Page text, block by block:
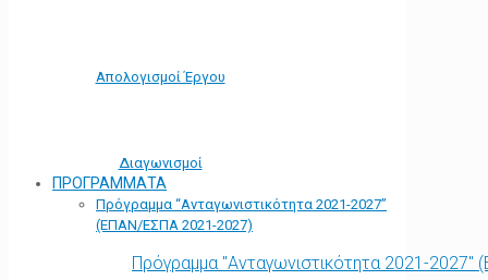
Απολογισμοί Έργου
Διαγωνισμοί
ΠΡΟΓΡΑΜΜΑΤΑ
Πρόγραμμα “Ανταγωνιστικότητα 2021-2027”
(ΕΠΑΝ/ΕΣΠΑ 2021-2027)
Πρόγραμμα "Ανταγωνιστικότητα 2021-